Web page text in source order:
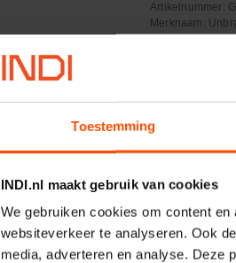
Toestemming
INDI.nl maakt gebruik van cookies
We gebruiken cookies om content
websiteverkeer te analyseren. Ook
media, adverteren en analyse. Deze
Artikelnummer:
Merknaam:
Controleer
1